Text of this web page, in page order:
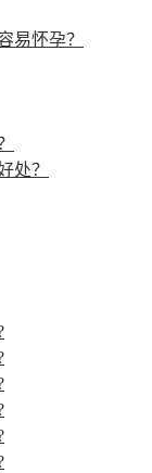
易怀孕？
处？